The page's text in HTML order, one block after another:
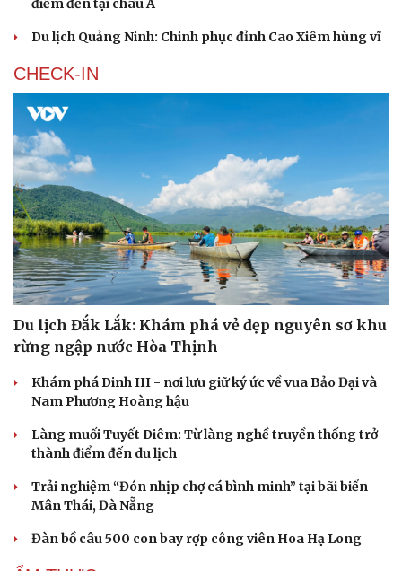
điểm đến tại châu Á
Du lịch Quảng Ninh: Chinh phục đỉnh Cao Xiêm hùng vĩ
CHECK-IN
Du lịch Đắk Lắk: Khám phá vẻ đẹp nguyên sơ khu
rừng ngập nước Hòa Thịnh
Khám phá Dinh III - nơi lưu giữ ký ức về vua Bảo Đại và
Nam Phương Hoàng hậu
Làng muối Tuyết Diêm: Từ làng nghề truyền thống trở
thành điểm đến du lịch
Trải nghiệm “Đón nhịp chợ cá bình minh” tại bãi biển
Mân Thái, Đà Nẵng
Đàn bồ câu 500 con bay rợp công viên Hoa Hạ Long